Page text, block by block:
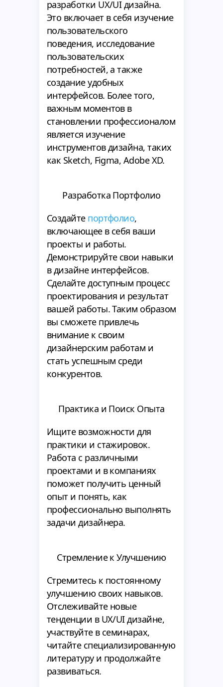
разработки UX/UI дизайна.
Это включает в себя изучение
пользовательского
поведения, исследование
пользовательских
потребностей, а также
создание удобных
интерфейсов. Более того,
важным моментов в
становлении профессионалом
является изучение
инструментов дизайна, таких
как Sketch, Figma, Adobe XD.
Разработка Портфолио
Создайте портфолио,
включающее в себя ваши
проекты и работы.
Демонстрируйте свои навыки
в дизайне интерфейсов.
Сделайте доступным процесс
проектирования и результат
вашей работы. Таким образом
вы сможете привлечь
внимание к своим
дизайнерским работам и
стать успешным среди
конкурентов.
Практика и Поиск Опыта
Ищите возможности для
практики и стажировок.
Работа с различными
проектами и в компаниях
поможет получить ценный
опыт и понять, как
профессионально выполнять
задачи дизайнера.
Стремление к Улучшению
Стремитесь к постоянному
улучшению своих навыков.
Отслеживайте новые
тенденции в UX/UI дизайне,
участвуйте в семинарах,
читайте специализированную
литературу и продолжайте
развиваться.